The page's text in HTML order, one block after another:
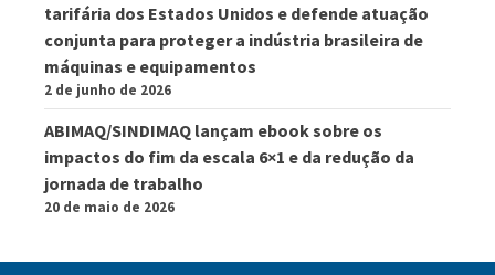
tarifária dos Estados Unidos e defende atuação
conjunta para proteger a indústria brasileira de
máquinas e equipamentos
2 de junho de 2026
ABIMAQ/SINDIMAQ lançam ebook sobre os
impactos do fim da escala 6×1 e da redução da
jornada de trabalho
20 de maio de 2026